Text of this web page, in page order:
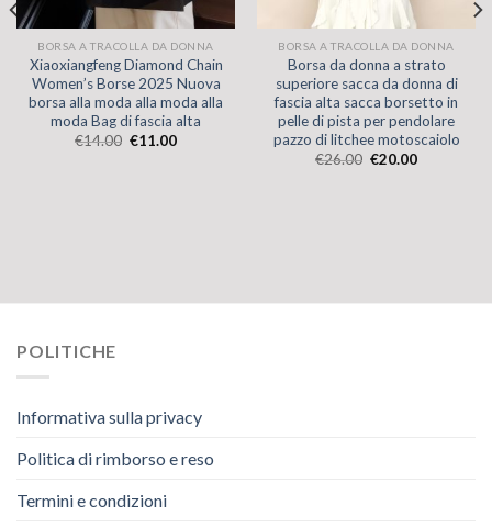
BORSA A TRACOLLA DA DONNA
Xiaoxiangfeng Diamond Chain
Women’s Borse 2025 Nuova
borsa alla moda alla moda alla
moda Bag di fascia alta
€14.00 €11.00
BORSA A TRACOLLA DA DONNA
Borsa da donna a strato
superiore sacca da donna di
fascia alta sacca borsetto in
pelle di pista per pendolare
pazzo di litchee motoscaiolo
€26.00 €20.00
POLITICHE
Informativa sulla privacy
Politica di rimborso e reso
Termini e condizioni